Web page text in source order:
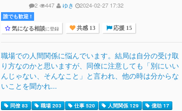
2 447 ゆき 2024-02-27 17:32
誰でも歓迎 !
気になる相談に登録 共感 13 応援 15
職場での人間関係に悩んでいます。結局は自分の受け取
り方なのかと思いますが、同僚に注意しても「別にいい
んじゃない、そんなこと」と言われ、他の時は分からな
いことを聞かれ...
同僚 83 職場 203 仕事 520 人間関係 129 億劫 17